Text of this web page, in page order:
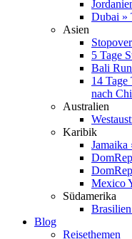
Dubai »
Asien
5 Tage
Bali
14
nach
Australien
Karibik
Mexico
Südamerika
Blog
Reisethemen